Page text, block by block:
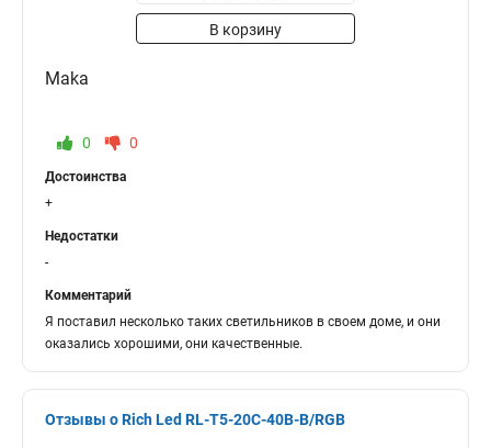
В корзину
Maka
0 0
Достоинства
+
Недостатки
-
Комментарий
Я поставил несколько таких светильников в своем доме, и они
оказались хорошими, они качественные.
Отзывы о Rich Led RL-T5-20C-40B-B/RGB